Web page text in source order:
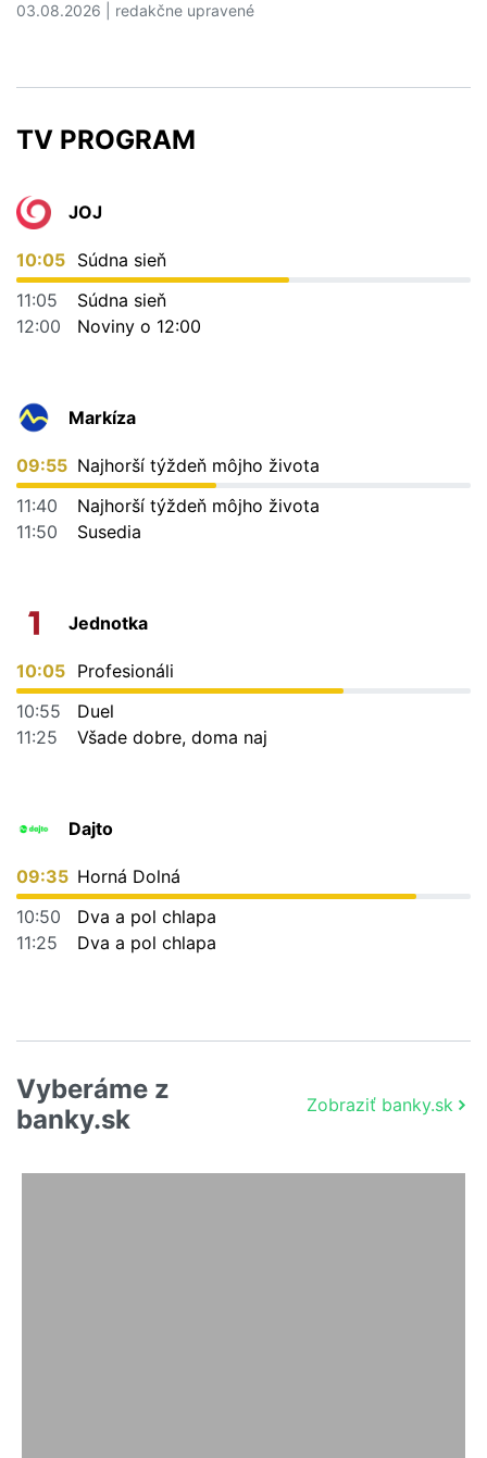
03.08.2026 | redakčne upravené
TV PROGRAM
JOJ
10:05 Súdna sieň
11:05
Súdna sieň
12:00
Noviny o 12:00
Markíza
09:55 Najhorší týždeň môjho života
11:40
Najhorší týždeň môjho života
11:50
Susedia
Jednotka
10:05 Profesionáli
10:55
Duel
11:25
Všade dobre, doma naj
Dajto
09:35 Horná Dolná
10:50
Dva a pol chlapa
11:25
Dva a pol chlapa
Vyberáme z
banky.sk
Zobraziť banky.sk